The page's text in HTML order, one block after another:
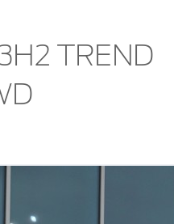
TREND